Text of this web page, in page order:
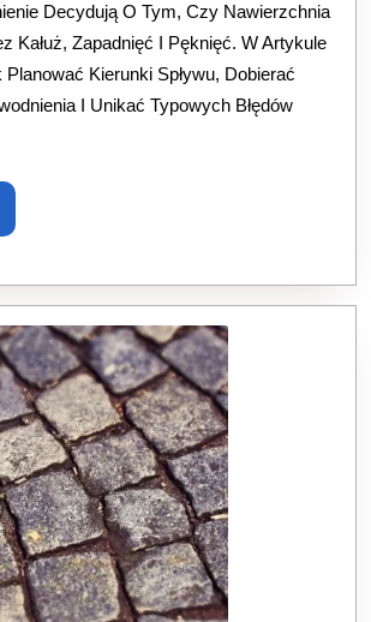
Spadki,
I
Decydują O Tym, Czy Nawierzchnia
Kałuż, Zapadnięć I Pęknięć. W Artykule
Kierunki Spływu, Dobierać
I Unikać Typowych Błędów